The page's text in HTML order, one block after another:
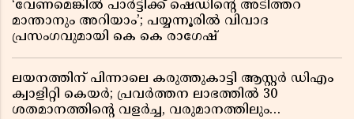
‘വേണമെങ്കിൽ പാർട്ടിക്ക് ഷെഡിൻ്റെ അടിത്തറ
മാന്താനും അറിയാം’; പയ്യന്നൂരിൽ വിവാദ
പ്രസംഗവുമായി കെ കെ രാഗേഷ്
ലയനത്തിന് പിന്നാലെ കരുത്തുകാട്ടി ആസ്റ്റർ ഡിഎം
ക്വാളിറ്റി കെയർ; പ്രവർത്തന ലാഭത്തിൽ 30
ശതമാനത്തിൻ്റെ വളർച്ച, വരുമാനത്തിലും